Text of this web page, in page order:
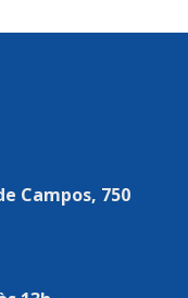
Campos, 750